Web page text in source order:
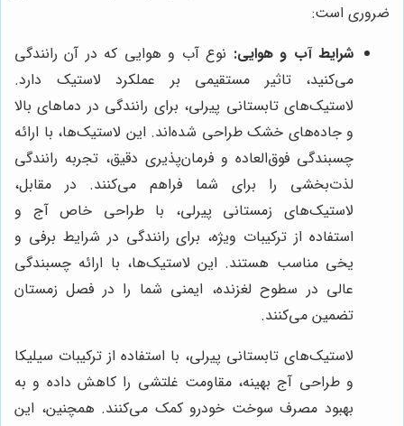
ضروری است:
شرایط آب و هوایی: نوع آب و هوایی که در آن رانندگی
می‌کنید، تاثیر مستقیمی بر عملکرد لاستیک دارد.
لاستیک‌های تابستانی پیرلی، برای رانندگی در دماهای بالا
و جاده‌های خشک طراحی شده‌اند. این لاستیک‌ها، با ارائه
چسبندگی فوق‌العاده و فرمان‌پذیری دقیق، تجربه رانندگی
لذت‌بخشی را برای شما فراهم می‌کنند. در مقابل،
لاستیک‌های زمستانی پیرلی، با طراحی خاص آج و
استفاده از ترکیبات ویژه، برای رانندگی در شرایط برفی و
یخی مناسب هستند. این لاستیک‌ها، با ارائه چسبندگی
عالی در سطوح لغزنده، ایمنی شما را در فصل زمستان
تضمین می‌کنند.
لاستیک‌های تابستانی پیرلی، با استفاده از ترکیبات سیلیکا
و طراحی آج بهینه، مقاومت غلتشی را کاهش داده و به
بهبود مصرف سوخت خودرو کمک می‌کنند. همچنین، این